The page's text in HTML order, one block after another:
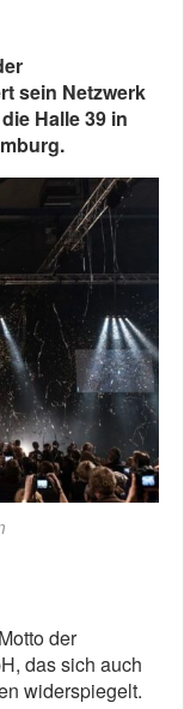
sein Netzwerk
Halle 39 in
der
das sich auch
widerspiegelt.